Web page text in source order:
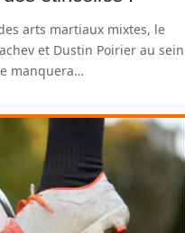
arts martiaux mixtes, le
et Dustin Poirier au sein
manquera…